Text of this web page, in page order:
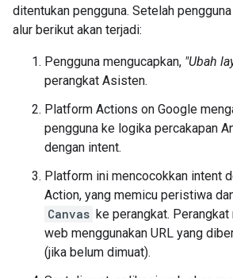
ditentukan pengguna. Setelah
alur berikut akan terjadi:
Pengguna mengucapkan, "Ubah
perangkat Asisten.
Platform Actions on Google
pengguna ke logika percakapan
dengan intent.
Platform ini mencocokkan intent
Action, yang memicu peristiwa
Canvas ke perangkat.
web menggunakan URL yang
(jika belum dimuat).